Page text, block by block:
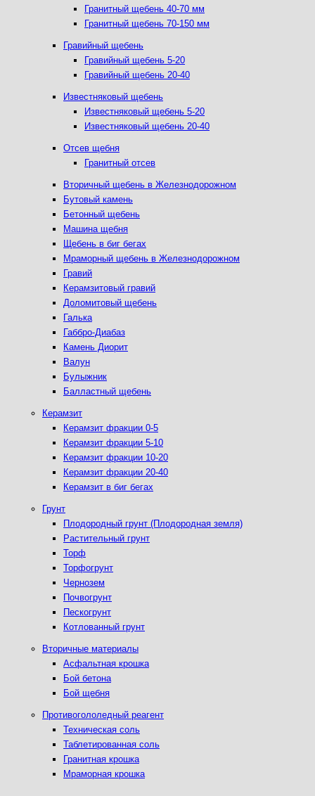
Гранитный щебень 40-70 мм
Гранитный щебень 70-150 мм
Гравийный щебень
Гравийный щебень 5-20
Гравийный щебень 20-40
Известняковый щебень
Известняковый щебень 5-20
Известняковый щебень 20-40
Отсев щебня
Гранитный отсев
Вторичный щебень в Железнодорожном
Бутовый камень
Бетонный щебень
Машина щебня
Щебень в биг бегах
Мраморный щебень в Железнодорожном
Гравий
Керамзитовый гравий
Доломитовый щебень
Галька
Габбро-Диабаз
Камень Диорит
Валун
Булыжник
Балластный щебень
Керамзит
Керамзит фракции 0-5
Керамзит фракции 5-10
Керамзит фракции 10-20
Керамзит фракции 20-40
Керамзит в биг бегах
Грунт
Плодородный грунт (Плодородная земля)
Растительный грунт
Торф
Торфогрунт
Чернозем
Почвогрунт
Пескогрунт
Котлованный грунт
Вторичные материалы
Асфальтная крошка
Бой бетона
Бой щебня
Противогололедный реагент
Техническая соль
Таблетированная соль
Гранитная крошка
Мраморная крошка